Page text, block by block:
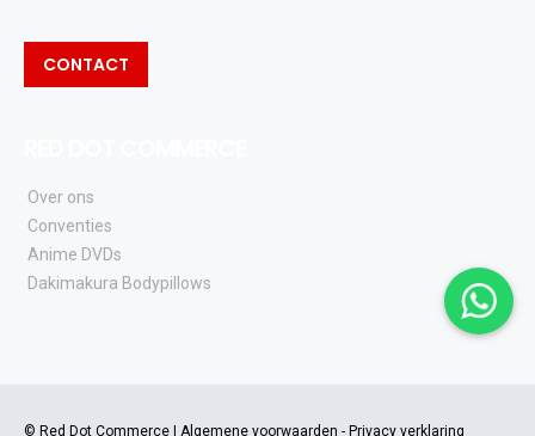
CONTACT
Over ons
Conventies
Anime DVDs
Dakimakura Bodypillows
© Red Dot Commerce | Algemene voorwaarden - Privacy verklaring